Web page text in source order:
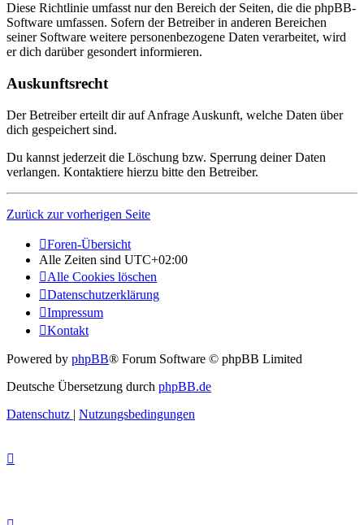
Diese Richtlinie umfasst nur den Bereich der Seiten, die die phpBB-
Software umfassen. Sofern der Betreiber in anderen Bereichen
seiner Software weitere personenbezogene Daten verarbeitet, wird
er dich darüber gesondert informieren.
Auskunftsrecht
Der Betreiber erteilt dir auf Anfrage Auskunft, welche Daten über
dich gespeichert sind.
Du kannst jederzeit die Löschung bzw. Sperrung deiner Daten
verlangen. Kontaktiere hierzu bitte den Betreiber.
Zurück zur vorherigen Seite
Foren-Übersicht
Alle Zeiten sind UTC+02:00
Alle Cookies löschen
Datenschutzerklärung
Impressum
Kontakt
Powered by phpBB® Forum Software © phpBB Limited
Deutsche Übersetzung durch phpBB.de
Datenschutz | Nutzungsbedingungen